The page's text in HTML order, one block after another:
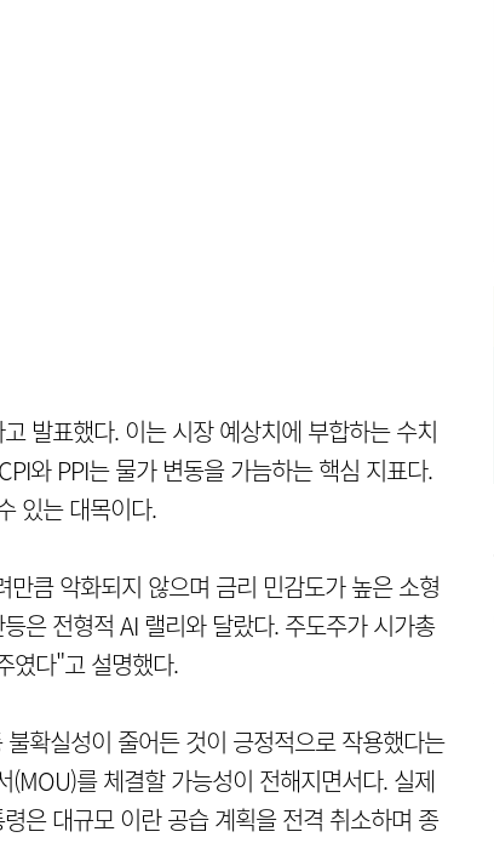
발표했다. 이는 시장 예상치에 부합하는 수치
와 PPI는 물가 변동을 가늠하는 핵심 지표다.
있는 대목이다.
큼 악화되지 않으며 금리 민감도가 높은 소형
은 전형적 AI 랠리와 달랐다. 주도주가 시가총
였다"고 설명했다.
확실성이 줄어든 것이 긍정적으로 작용했다는
(MOU)를 체결할 가능성이 전해지면서다. 실제
은 대규모 이란 공습 계획을 전격 취소하며 종